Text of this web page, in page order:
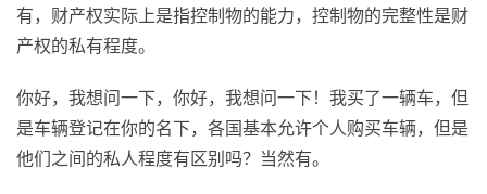
有，财产权实际上是指控制物的能力，控制物的完整性是财
产权的私有程度。
你好，我想问一下，你好，我想问一下！我买了一辆车，但
是车辆登记在你的名下，各国基本允许个人购买车辆，但是
他们之间的私人程度有区别吗？当然有。